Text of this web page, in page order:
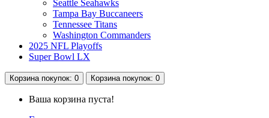
Seattle Seahawks
Tampa Bay Buccaneers
Tennessee Titans
Washington Commanders
2025 NFL Playoffs
Super Bowl LX
Корзина покупок: 0 Корзина покупок: 0
Ваша корзина пуста!